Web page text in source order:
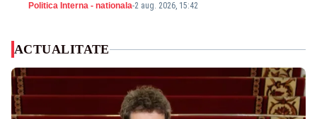
Politica Interna - nationala-2 aug. 2026, 15:42
ACTUALITATE